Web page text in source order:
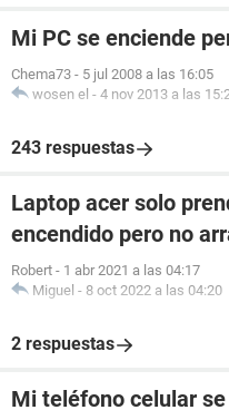
Mi PC se enciende
Chema73 - 5 jul 2008 a las 16:05
wosen el - 4 nov 2013 a las
243 respuestas
Laptop acer solo
encendido pero no
Robert - 1 abr 2021 a las 04:17
Miguel - 8 oct 2022 a las 04:20
2 respuestas
Mi teléfono celular